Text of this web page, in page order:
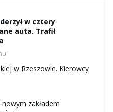
w cztery
auta. Trafił
w Rzeszowie. Kierowcy
zakładem